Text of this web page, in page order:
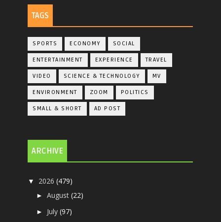
TAGS
SPORTS ECONOMY SOCIAL
ENTERTAINMENT EXPERIENCE TRAVEL
VIDEO SCIENCE & TECHNOLOGY MV
ENVIRONMENT ZOOM POLITICS
SMALL & SHORT AD POST
ARCHIVE
▼ 2026(479)
►August(22)
► July(97)